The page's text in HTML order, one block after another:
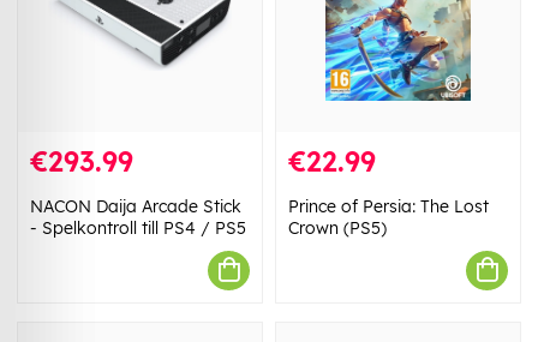
€293.99
NACON Daija Arcade Stick
- Spelkontroll till PS4 / PS5
€22.99
Prince of Persia: The Lost
Crown (PS5)